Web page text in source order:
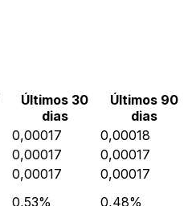
Últimos 30
dias
Últimos 90
dias
0,00017
0,00018
0,00017
0,00017
0,00017
0,00017
0,53% 0,48%